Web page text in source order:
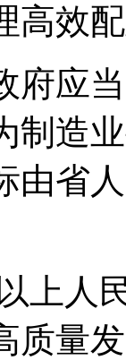
高效
府应
制造
由省
上人
质量